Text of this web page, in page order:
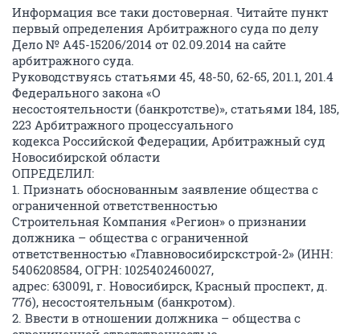
Информация все таки достоверная. Читайте пункт
первый определения Арбитражного суда по делу
Дело № А45-15206/2014 от 02.09.2014 на сайте
арбитражного суда.
Руководствуясь статьями 45, 48-50, 62-65, 201.1, 201.4
Федерального закона «О
несостоятельности (банкротстве)», статьями 184, 185,
223 Арбитражного процессуального
кодекса Российской Федерации, Арбитражный суд
Новосибирской области
ОПРЕДЕЛИЛ:
1. Признать обоснованным заявление общества с
ограниченной ответственностью
Строительная Компания «Регион» о признании
должника – общества с ограниченной
ответственностью «Главновосибирскстрой-2» (ИНН:
5406208584, ОГРН: 1025402460027,
адрес: 630091, г. Новосибирск, Красный проспект, д.
77б), несостоятельным (банкротом).
2. Ввести в отношении должника – общества с